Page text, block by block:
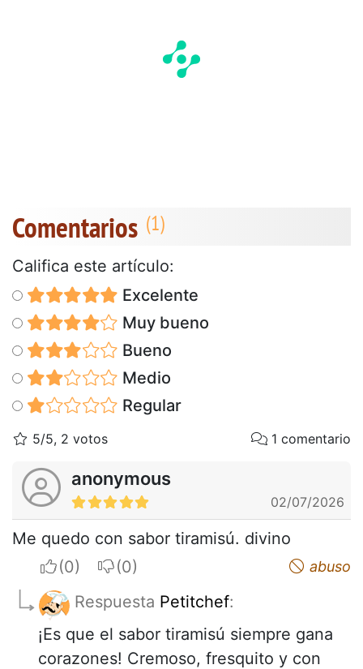
Comentarios
Califica este artículo:
Excelente
Muy bueno
Bueno
Medio
Regular
5/5, 2 votos 1 comentario
anonymous
02/07/2026
Me quedo con sabor tiramisú. divino
I apreciateI do not appreciate abuso
Respuesta Petitchef:
¡Es que el sabor tiramisú siempre gana
corazones! Cremoso, fresquito y con